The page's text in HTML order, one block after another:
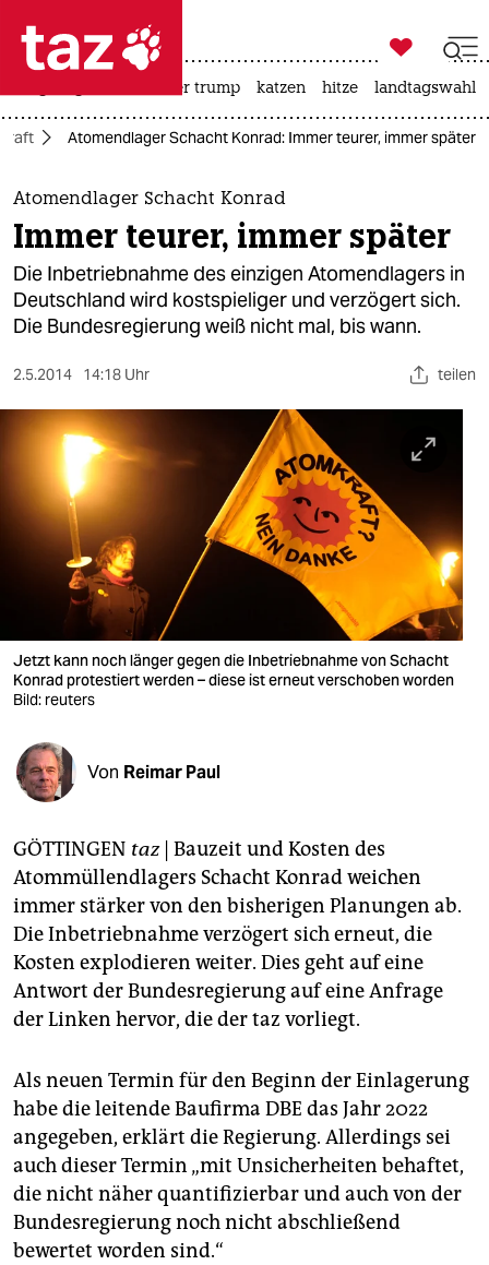
 taz zahl ich
taz zahl ich
themen
politik
öko
gesellschaft
sport
berlin
nord
wahrheit
verlag
verlag
shop
fragen & hilfe
unterstützen
abo
genossenschaft
epaper login

taz zahl ich
usa unter trump katzen hitze landtagswahl
Atomendlager Schacht Konrad: Immer teurer, immer später
Atomendlager Schacht Konrad
Immer teurer, immer später
Die Inbetriebnahme des einzigen Atomendlagers in
Deutschland wird kostspieliger und verzögert sich.
Die Bundesregierung weiß nicht mal, bis wann.
2.5.2014 14:18 Uhr teilen
Jetzt kann noch länger gegen die Inbetriebnahme von Schacht
Konrad protestiert werden – diese ist erneut verschoben worden
Bild: reuters
Von Reimar Paul
GÖTTINGEN taz| Bauzeit und Kosten des
Atommüllendlagers Schacht Konrad weichen
immer stärker von den bisherigen Planungen ab.
Die Inbetriebnahme verzögert sich erneut, die
Kosten explodieren weiter. Dies geht auf eine
Antwort der Bundesregierung auf eine Anfrage
der Linken hervor, die der taz vorliegt.
Als neuen Termin für den Beginn der Einlagerung
habe die leitende Baufirma DBE das Jahr 2022
angegeben, erklärt die Regierung. Allerdings sei
auch dieser Termin „mit Unsicherheiten behaftet,
die nicht näher quantifizierbar und auch von der
Bundesregierung noch nicht abschließend
bewertet worden sind.“